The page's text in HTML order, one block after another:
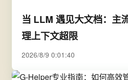
当 LLM 遇见大文档：主
理上下文超限
2026/8/9 0:01:40